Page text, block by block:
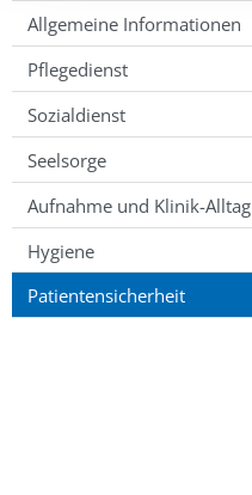
Allgemeine Informationen
Pflegedienst
Sozialdienst
Seelsorge
Aufnahme und Klinik-Alltag
Hygiene
Patientensicherheit